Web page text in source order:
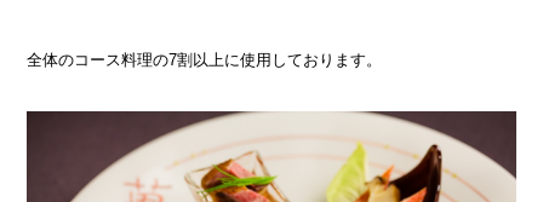
全体のコース料理の7割以上に使用しております。